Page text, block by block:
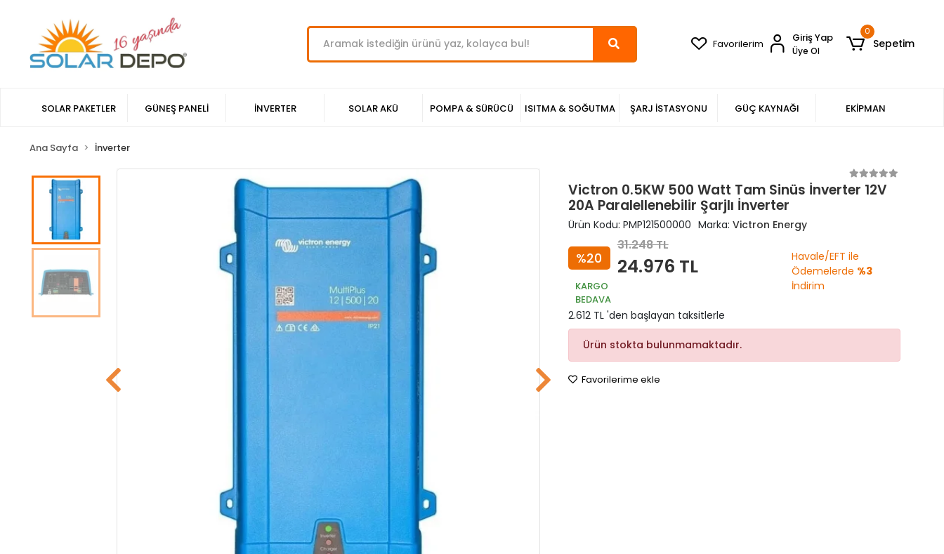
Favorilerim Giriş Yap
Üye Ol
0
Sepetim
SOLAR PAKETLER GÜNEŞ PANELİ İNVERTER SOLAR AKÜ POMPA & SÜRÜCÜ ISITMA & SOĞUTMA ŞARJ İSTASYONU GÜÇ KAYNAĞI EKİPMAN
Ana Sayfa İnverter
Victron 0.5KW 500 Watt Tam Sinüs İnverter 12V
20A Paralellenebilir Şarjlı İnverter
Ürün Kodu: PMP121500000 Marka: Victron Energy
%20
31.248 TL
24.976 TL
KARGO
BEDAVA
Havale/EFT ile
Ödemelerde %3
İndirim
2.612 TL 'den başlayan taksitlerle
Ürün stokta bulunmamaktadır.
Favorilerime ekle